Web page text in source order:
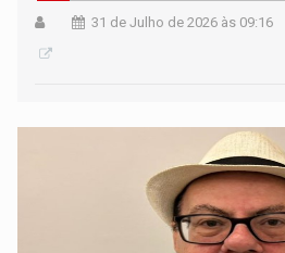
31 de Julho de 2026 às 09:16